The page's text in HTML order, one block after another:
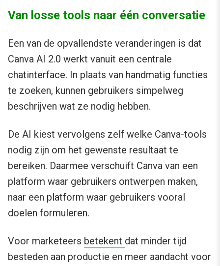
Van losse tools naar één conversatie
Een van de opvallendste veranderingen is dat
Canva AI 2.0 werkt vanuit een centrale
chatinterface. In plaats van handmatig functies
te zoeken, kunnen gebruikers simpelweg
beschrijven wat ze nodig hebben.
De AI kiest vervolgens zelf welke Canva-tools
nodig zijn om het gewenste resultaat te
bereiken. Daarmee verschuift Canva van een
platform waar gebruikers ontwerpen maken,
naar een platform waar gebruikers vooral
doelen formuleren.
Voor marketeers betekent dat minder tijd
besteden aan productie en meer aandacht voor